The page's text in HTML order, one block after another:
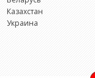
Казахстан
Украина